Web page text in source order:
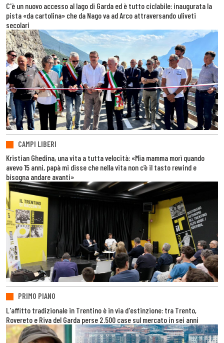
C'è un nuovo accesso al lago di Garda ed è tutto ciclabile: inaugurata la
pista «da cartolina» che da Nago va ad Arco attraversando uliveti
secolari
CAMPI LIBERI
Kristian Ghedina, una vita a tutta velocità: «Mia mamma morì quando
avevo 15 anni, papà mi disse che nella vita non c’è il tasto rewind e
bisogna andare avanti»
PRIMO PIANO
L'affitto tradizionale in Trentino è in via d'estinzione: tra Trento,
Rovereto e Riva del Garda perse 2.500 case sul mercato in sei anni